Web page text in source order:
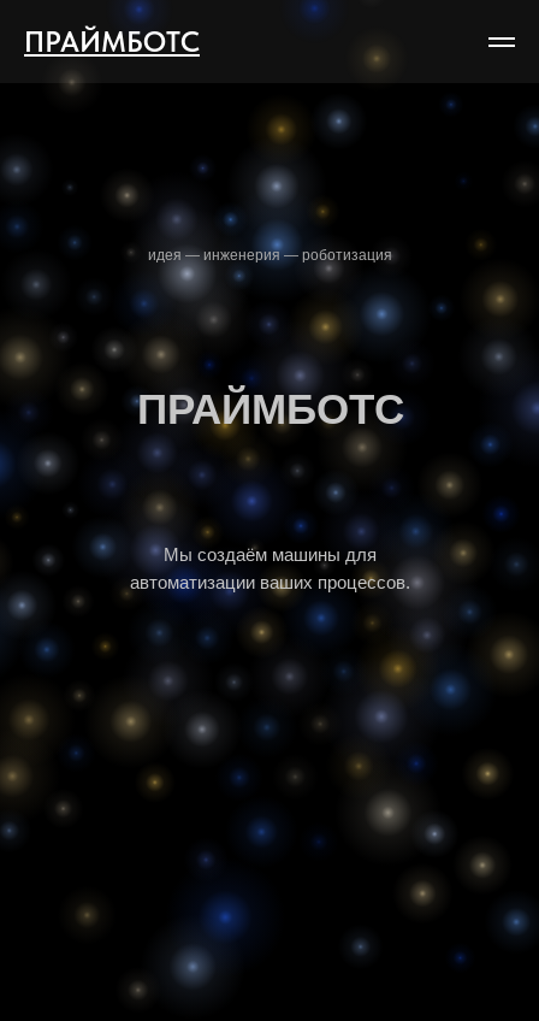
ПРАЙМБОТС
ПРАЙМБОТС
Мы создаём машины для
автоматизации ваших процессов.
идея — инженерия — роботизация